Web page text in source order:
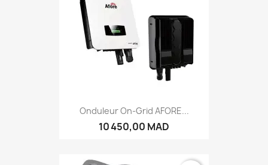
Onduleur On-Grid AFORE...
10 450,00 MAD